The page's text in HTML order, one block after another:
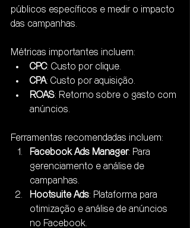
públicos específicos e medir o impacto
das campanhas.
Métricas importantes incluem:
CPC: Custo por clique.
CPA: Custo por aquisição.
ROAS: Retorno sobre o gasto com
anúncios.
Ferramentas recomendadas incluem:
Facebook Ads Manager: Para
gerenciamento e análise de
campanhas.
Hootsuite Ads: Plataforma para
otimização e análise de anúncios
no Facebook.